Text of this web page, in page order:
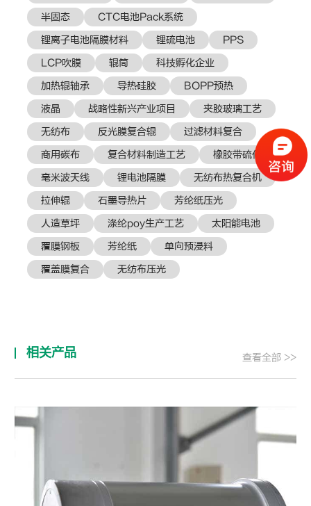
半固态
CTC电池Pack系统
锂离子电池隔膜材料
锂硫电池
PPS
LCP吹膜
辊筒
科技孵化企业
加热辊轴承
导热硅胶
BOPP预热
液晶
战略性新兴产业项目
夹胶玻璃工艺
无纺布
反光膜复合辊
过滤材料复合
商用碳布
复合材料制造工艺
橡胶带硫化
毫米波天线
锂电池隔膜
无纺布热复合机
拉伸辊
石墨导热片
芳纶纸压光
人造草坪
涤纶poy生产工艺
太阳能电池
覆膜钢板
芳纶纸
单向预浸料
覆盖膜复合
无纺布压光
相关产品 查看全部 >>